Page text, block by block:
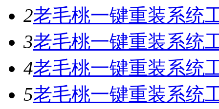
2老毛桃一键重装系统
3老毛桃一键重装系统
4老毛桃一键重装系统
5老毛桃一键重装系统